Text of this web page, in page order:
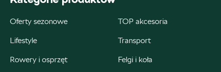
ul. Kościuszki 94, Katowice
+48 326 066 822
magazyn.katowice@autosliwka.pl
Oferty sezonowe TOP akcesoria
Lifestyle Transport
Rowery i osprzęt Felgi i koła